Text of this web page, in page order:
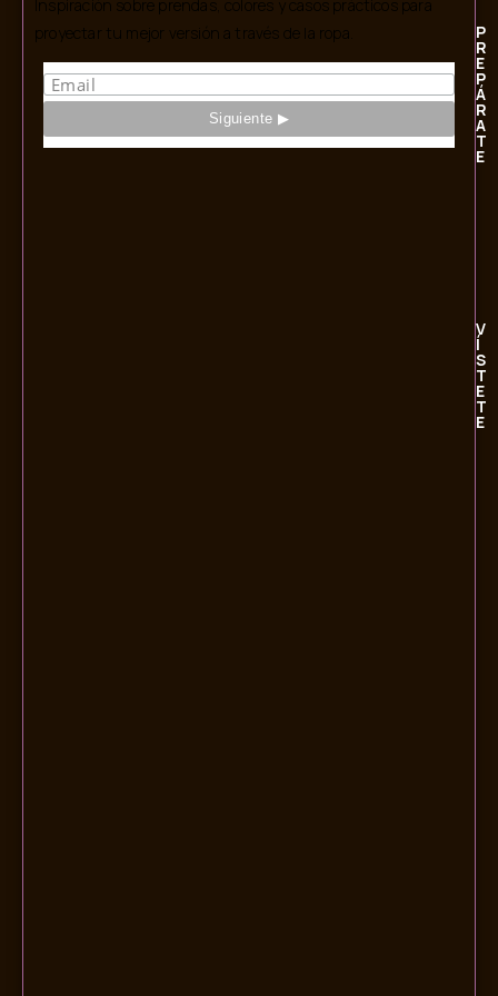
Inspiración sobre prendas, colores y casos prácticos para
proyectar tu mejor versión a través de la ropa.
P
R
E
P
Á
R
A
T
E
V
Í
S
T
E
T
E